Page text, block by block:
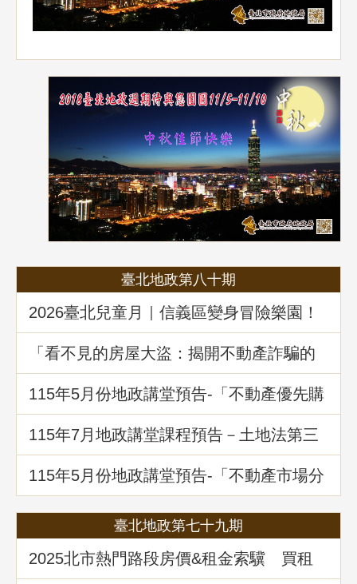
臺北地政第八十期
2026臺北兒童月｜信義區變身冒險樂園！
地政局邀你解鎖《Once in Taipei》拿好禮
「看不見的房屋大盜：揭開不動產詐騙的
五大陰謀」地政講堂回顧
115年5月份地政講堂預告-「不動產優先購
買權實務暨相關問題解析」
115年7月地政講堂課程預告－土地法第三
十四條之一多數決處分共有土地爭議問題
解析
115年5月份地政講堂預告-「不動產市場分
析、趨勢展望及政府治理之道」
臺北地政第七十九期
2025北市熱門路段房價&租金索驥 買租
資訊馬上懂